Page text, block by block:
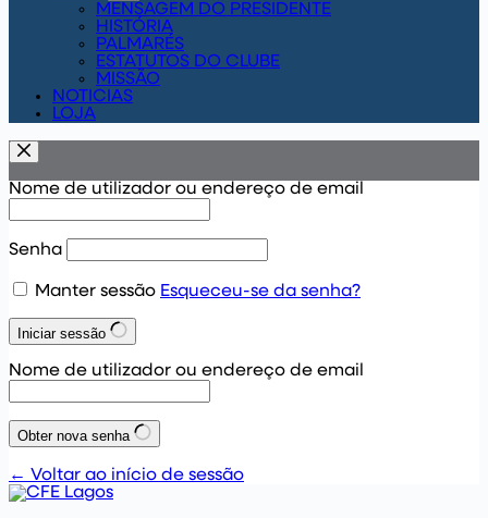
MENSAGEM DO PRESIDENTE
HISTÓRIA
PALMARÉS
ESTATUTOS DO CLUBE
MISSÃO
NOTICIAS
LOJA
Nome de utilizador ou endereço de email
Senha
Manter sessão Esqueceu-se da senha?
Iniciar sessão
Nome de utilizador ou endereço de email
Obter nova senha
← Voltar ao início de sessão